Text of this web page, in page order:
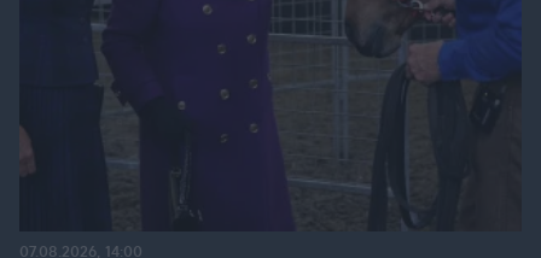
07.08.2026, 14:00